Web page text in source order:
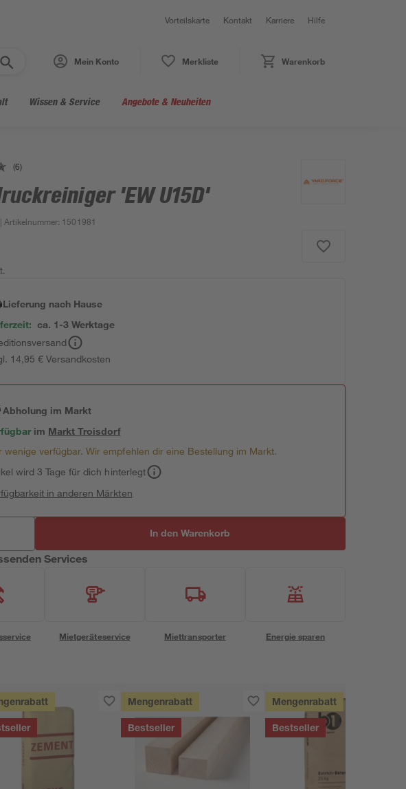
Vorteilskarte Kontakt Karriere Hilfe
Mein Konto Merkliste Warenkorb
Wissen & Service Angebote & Neuheiten
(6)
'EW U15D'
| Artikelnummer: 1501981
Lieferung nach Hause
ca. 1-3 Werktage
14,95 € Versandkosten
Abholung im Markt
im MarktTroisdorf
wenige verfügbar. Wir empfehlen dir eine Bestellung im Markt.
wird 3 Tage für dich hinterlegt
in anderen Märkten
In den Warenkorb
Services
Mietgeräteservice Miettransporter Energie sparen
Mengenrabatt
Bestseller
Mengenrabatt
Bestseller